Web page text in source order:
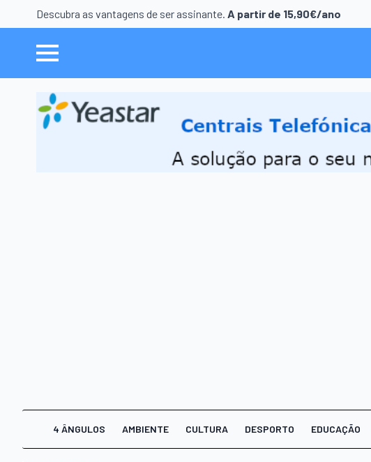
Descubra as vantagens de ser assinante. A partir de 15,90€/ano
4 ÂNGULOS AMBIENTE CULTURA DESPORTO EDUCAÇÃO